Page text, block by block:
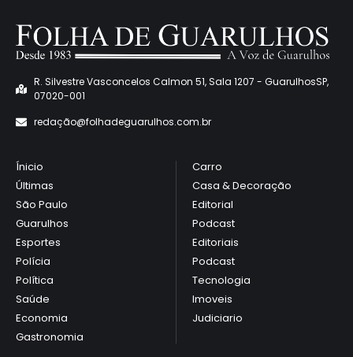
R. Silvestre Vasconcelos Calmon 51, Sala 1207 - GuarulhosSP,
07020-001
redação@folhadeguarulhos.com.br
Ínicio
Últimas
São Paulo
Guarulhos
Esportes
Polícia
Política
Saúde
Economia
Gastronomia
Carro
Casa & Decoração
Editorial
Podcast
Editoriais
Podcast
Tecnologia
Imoveis
Judiciario